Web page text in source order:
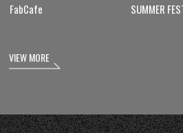
FabCafe SUMMER
VIEW MORE